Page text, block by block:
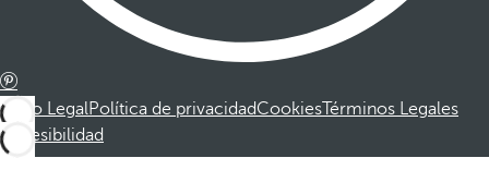
Aviso LegalPolítica de privacidadCookiesTérminos Legales
Accesibilidad